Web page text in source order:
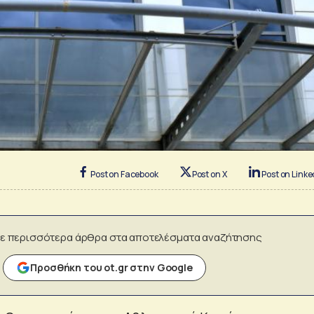
Post on Facebook Post on X Post on
περισσότερα άρθρα στα αποτελέσματα αναζήτησης
Προσθήκη του ot.gr στην Google